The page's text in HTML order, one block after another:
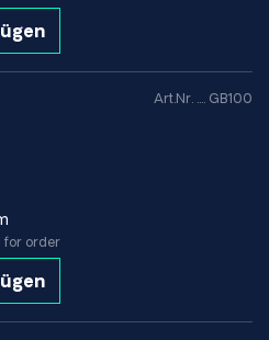
for order
Art.Nr. .... GB100